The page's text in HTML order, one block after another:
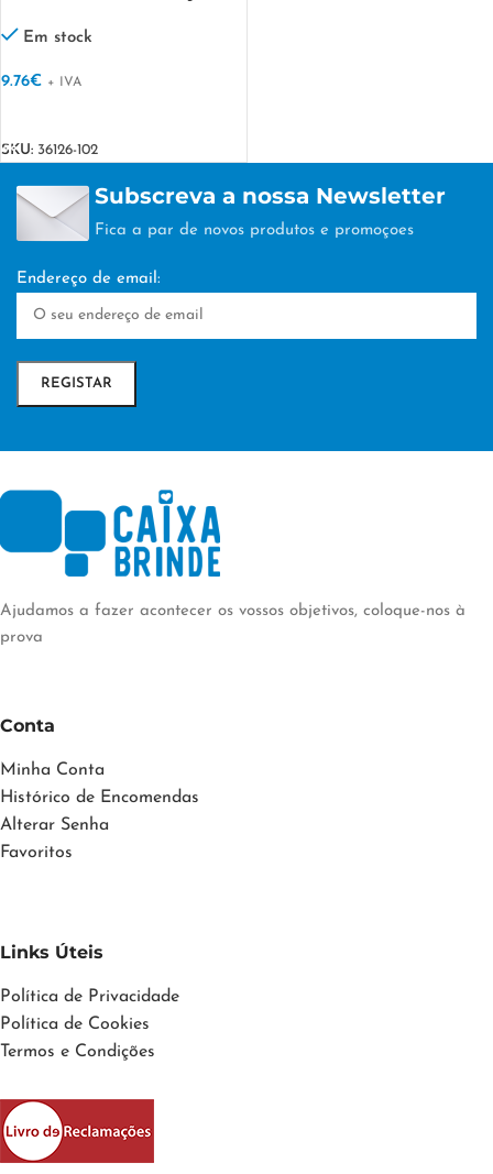
algodão (35%) e poliéster
Em stock
9.76€ + IVA
SKU: 36126-102
Subscreva a nossa Newsletter
Fica a par de novos produtos e promoçoes
Endereço de email:
Ajudamos a fazer acontecer os vossos objetivos, coloque-nos à
prova
Conta
Minha Conta
Histórico de Encomendas
Alterar Senha
Favoritos
Links Úteis
Política de Privacidade
Política de Cookies
Termos e Condições